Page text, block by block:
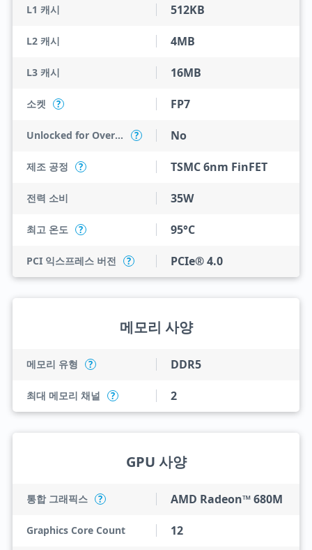
L1 캐시 512KB
L2 캐시 4MB
L3 캐시 16MB
소켓 ? FP7
Unlocked for Overclocking ? No
제조 공정 ? TSMC 6nm FinFET
전력 소비 35W
최고 온도 ? 95°C
PCI 익스프레스 버전 ? PCIe® 4.0
메모리 사양
메모리 유형 ? DDR5
최대 메모리 채널 ? 2
GPU 사양
통합 그래픽스 ? AMD Radeon™ 680M
Graphics Core Count 12